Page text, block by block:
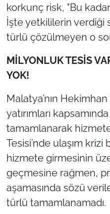
korkunç risk, "Bu
İşte yetkililerin verdiği
türlü çözülmeyen o
MİLYONLUK TESİS
YOK!
Malatya’nın
yatırımları
tamamlanarak hizmete
Tesisi’nde ulaşım krizi
hizmete girmesinin
geçmesine rağmen,
aşamasında sözü
türlü tamamlanamadı.